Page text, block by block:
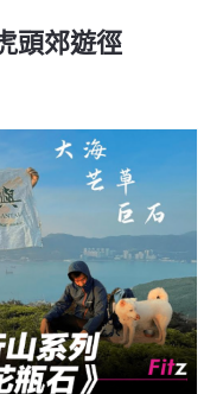
頭郊遊徑